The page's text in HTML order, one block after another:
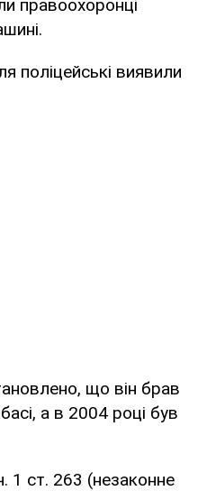
правоохоронці
поліцейські виявили
що він брав
а в 2004 році був
1 ст. 263 (незаконне